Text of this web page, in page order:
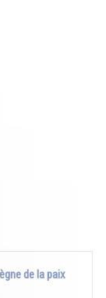
de la paix